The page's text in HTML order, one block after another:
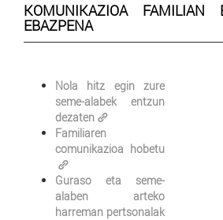
KOMUNIKAZIOA FAMILIAN
EBAZPENA
Nola hitz egin zure
seme-alabek entzun
dezaten
Familiaren
comunikazioa hobetu
Guraso eta seme-
alaben arteko
harreman pertsonalak